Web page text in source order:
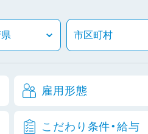
雇用形態
こだわり条件・給与